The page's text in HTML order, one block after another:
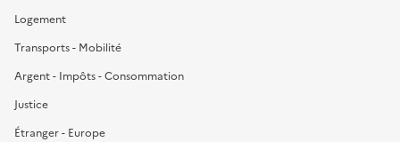
Logement
Transports - Mobilité
Argent - Impôts - Consommation
Justice
Étranger - Europe